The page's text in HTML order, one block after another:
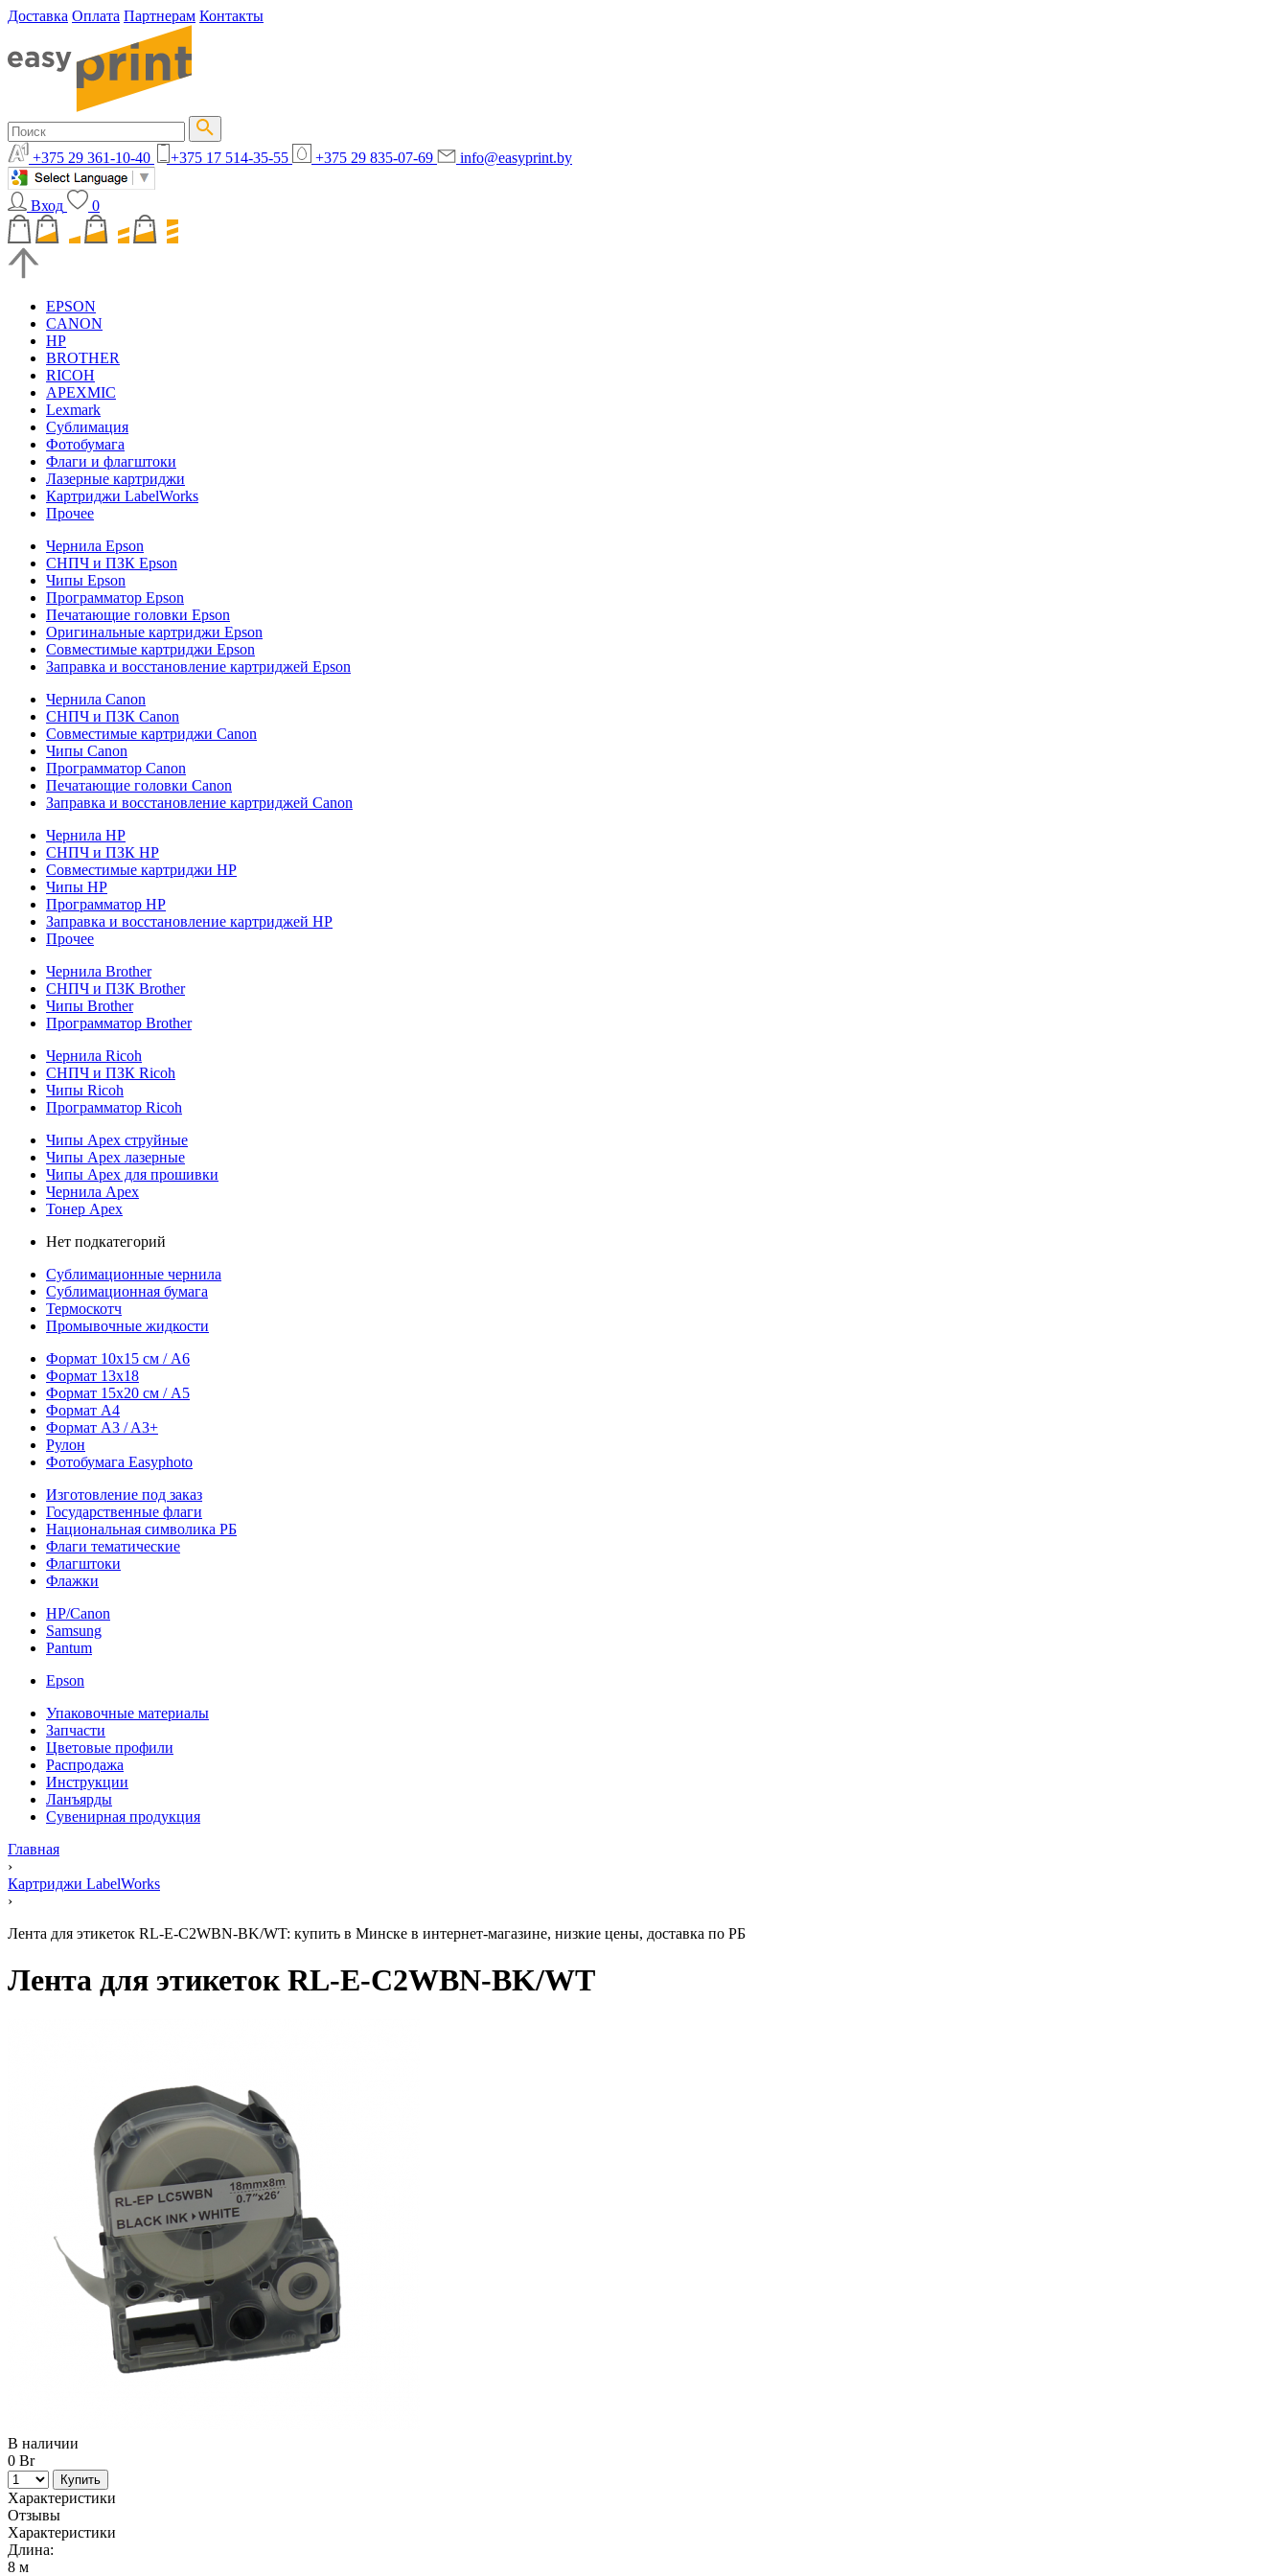
Доставка Оплата Партнерам Контакты
+375 29 361-10-40 +375 17 514-35-55 +375 29 835-07-69 info@easyprint.by
Вход 0
EPSON
CANON
HP
BROTHER
RICOH
APEXMIC
Lexmark
Сублимация
Фотобумага
Флаги и флагштоки
Лазерные картриджи
Картриджи LabelWorks
Прочее
Чернила Epson
СНПЧ и ПЗК Epson
Чипы Epson
Программатор Epson
Печатающие головки Epson
Оригинальные картриджи Epson
Совместимые картриджи Epson
Заправка и восстановление картриджей Epson
Чернила Canon
СНПЧ и ПЗК Canon
Совместимые картриджи Canon
Чипы Canon
Программатор Canon
Печатающие головки Canon
Заправка и восстановление картриджей Canon
Чернила HP
СНПЧ и ПЗК HP
Совместимые картриджи HP
Чипы HP
Программатор HP
Заправка и восстановление картриджей HP
Прочее
Чернила Brother
СНПЧ и ПЗК Brother
Чипы Brother
Программатор Brother
Чернила Ricoh
СНПЧ и ПЗК Ricoh
Чипы Ricoh
Программатор Ricoh
Чипы Apex струйные
Чипы Apex лазерные
Чипы Apex для прошивки
Чернила Apex
Тонер Apex
Нет подкатегорий
Сублимационные чернила
Сублимационная бумага
Термоскотч
Промывочные жидкости
Формат 10х15 см / A6
Формат 13х18
Формат 15х20 см / A5
Формат А4
Формат A3 / A3+
Рулон
Фотобумага Easyphoto
Изготовление под заказ
Государственные флаги
Национальная символика РБ
Флаги тематические
Флагштоки
Флажки
HP/Canon
Samsung
Pantum
Epson
Упаковочные материалы
Запчасти
Цветовые профили
Распродажа
Инструкции
Ланъярды
Сувенирная продукция
Главная
›
Картриджи LabelWorks
›
Лента для этикеток RL-E-C2WBN-BK/WT: купить в Минске в интернет-магазине, низкие цены, доставка по РБ
Лента для этикеток RL-E-C2WBN-BK/WT
В наличии
0 Br
Купить
Характеристики
Отзывы
Характеристики
Длина:
8 м